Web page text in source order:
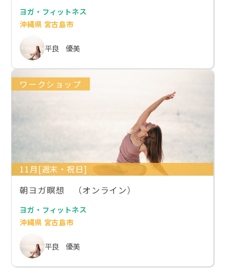
ヨガ・フィットネス
沖縄県 宮古島市
平良 優美
ワークショップ
11月[週末・祝日]
朝ヨガ瞑想 （オンライン）
ヨガ・フィットネス
沖縄県 宮古島市
平良 優美